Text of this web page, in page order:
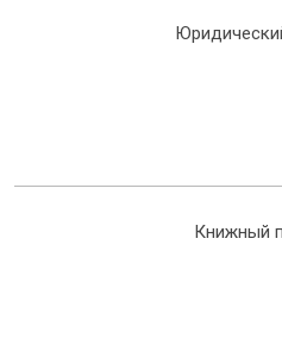
Книжный